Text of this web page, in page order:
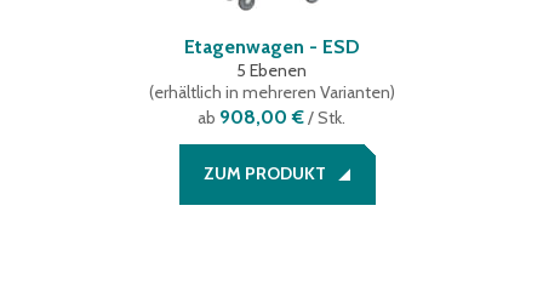
Etagenwagen - ESD
5 Ebenen
(erhältlich in mehreren Varianten)
ab 908,00 €/ Stk.
ZUM PRODUKT